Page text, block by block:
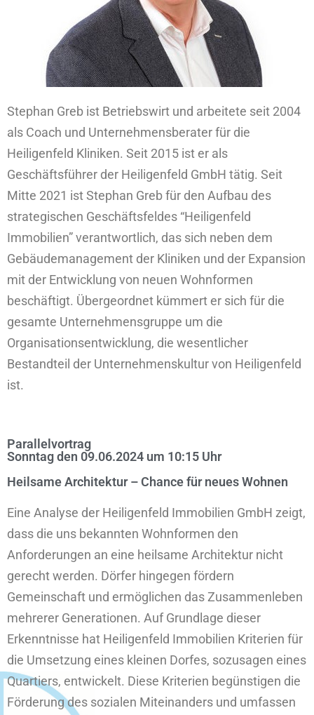
Stephan Greb ist Betriebswirt und arbeitete seit 2004
als Coach und Unternehmensberater für die
Heiligenfeld Kliniken. Seit 2015 ist er als
Geschäftsführer der Heiligenfeld GmbH tätig. Seit
Mitte 2021 ist Stephan Greb für den Aufbau des
strategischen Geschäftsfeldes “Heiligenfeld
Immobilien” verantwortlich, das sich neben dem
Gebäudemanagement der Kliniken und der Expansion
mit der Entwicklung von neuen Wohnformen
beschäftigt. Übergeordnet kümmert er sich für die
gesamte Unternehmensgruppe um die
Organisationsentwicklung, die wesentlicher
Bestandteil der Unternehmenskultur von Heiligenfeld
ist.
Parallelvortrag
Sonntag den 09.06.2024 um 10:15 Uhr
Heilsame Architektur – Chance für neues Wohnen
Eine Analyse der Heiligenfeld Immobilien GmbH zeigt,
dass die uns bekannten Wohnformen den
Anforderungen an eine heilsame Architektur nicht
gerecht werden. Dörfer hingegen fördern
Gemeinschaft und ermöglichen das Zusammenleben
mehrerer Generationen. Auf Grundlage dieser
Erkenntnisse hat Heiligenfeld Immobilien Kriterien für
die Umsetzung eines kleinen Dorfes, sozusagen eines
Quartiers, entwickelt. Diese Kriterien begünstigen die
Förderung des sozialen Miteinanders und umfassen